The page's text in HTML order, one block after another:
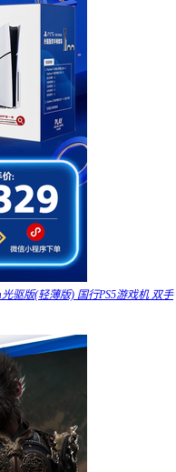
光驱版(轻薄版) 国行PS5游戏机 双手